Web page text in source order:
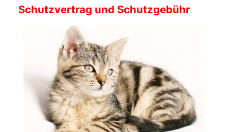
Schutzvertrag und Schutzgebühr